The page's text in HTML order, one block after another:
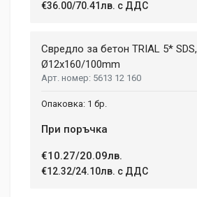
€36.00/70.41лв. с ДДС
Свредло за бетон TRIAL 5* SDS,
Ø12x160/100mm
5613 12 160
1 бр.
При поръчка
€10.27/20.09лв.
€12.32/24.10лв. с ДДС